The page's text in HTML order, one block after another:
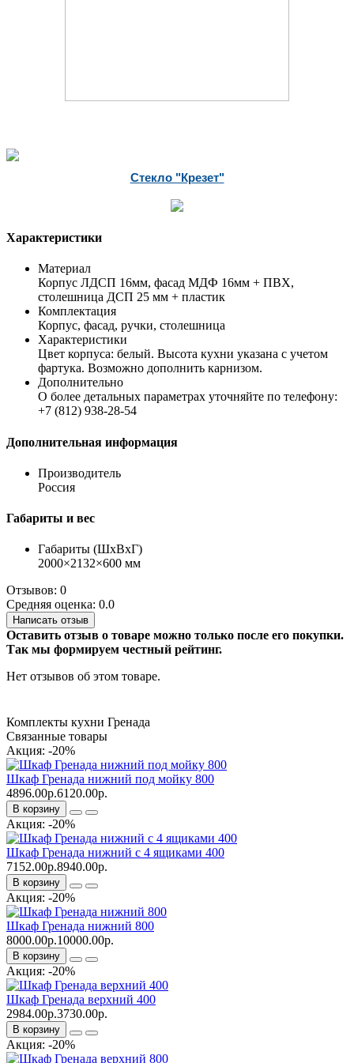
Стекло "Крезет"
Характеристики
Материал
Корпус ЛДСП 16мм, фасад МДФ 16мм + ПВХ,
столешница ДСП 25 мм + пластик
Комплектация
Корпус, фасад, ручки, столешница
Характеристики
Цвет корпуса: белый. Высота кухни указана с учетом
фартука. Возможно дополнить карнизом.
Дополнительно
О более детальных параметрах уточняйте по телефону:
+7 (812) 938-28-54
Дополнительная информация
Производитель
Россия
Габариты и вес
Габариты (ШхВхГ)
2000×2132×600 мм
Отзывов: 0
Средняя оценка: 0.0
Написать отзыв
Оставить отзыв о товаре можно только после его покупки.
Так мы формируем честный рейтинг.
Нет отзывов об этом товаре.
Комплекты кухни Гренада
Связанные товары
Акция: -20%
Шкаф Гренада нижний под мойку 800
4896.00р.6120.00р.
В корзину
Акция: -20%
Шкаф Гренада нижний с 4 ящиками 400
7152.00р.8940.00р.
В корзину
Акция: -20%
Шкаф Гренада нижний 800
8000.00р.10000.00р.
В корзину
Акция: -20%
Шкаф Гренада верхний 400
2984.00р.3730.00р.
В корзину
Акция: -20%